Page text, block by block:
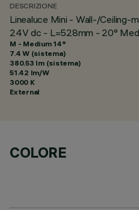
DESCRIZIONE
Linealuce Mini - Wall-/Ceiling-
24V dc - L=528mm - 20°
M - Medium 14°
7.4 W (sistema)
380.53 lm (sistema)
51.42 lm/W
3000 K
External
COLORE